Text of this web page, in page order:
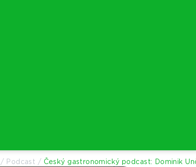
/ Podcast / Český gastronomický podcast: Dominik